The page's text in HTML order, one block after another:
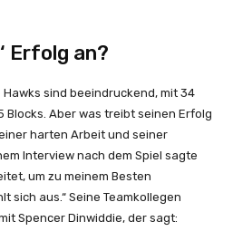
Erfolg an?
sind beeindruckend, mit 34
Blocks. Aber was treibt seinen Erfolg
harten Arbeit und seiner
Interview nach dem Spiel sagte
um zu meinem Besten
sich aus.“ Seine Teamkollegen
Spencer Dinwiddie, der sagt: